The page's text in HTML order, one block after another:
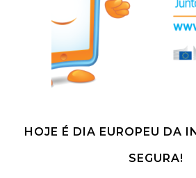
HOJE É DIA EUROPEU DA
SEGURA!